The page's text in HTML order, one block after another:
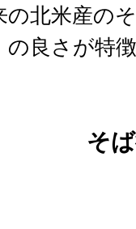
の北米産の
の良さが特
そ